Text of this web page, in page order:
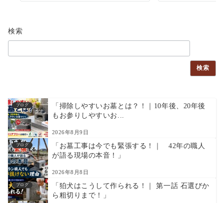
検索
検索
ブログ
「掃除しやすいお墓とは？！｜10年後、20年後
もお参りしやすいお...
2026年8月9日
ブログ
「お墓工事は今でも緊張する！｜ 42年の職人
が語る現場の本音！」
2026年8月8日
ブログ
「狛犬はこうして作られる！｜ 第一話 石選びか
ら粗切りまで！」